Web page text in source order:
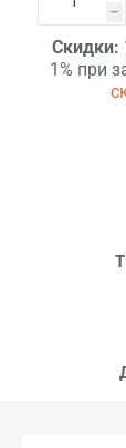
h
Скидки:
1% при